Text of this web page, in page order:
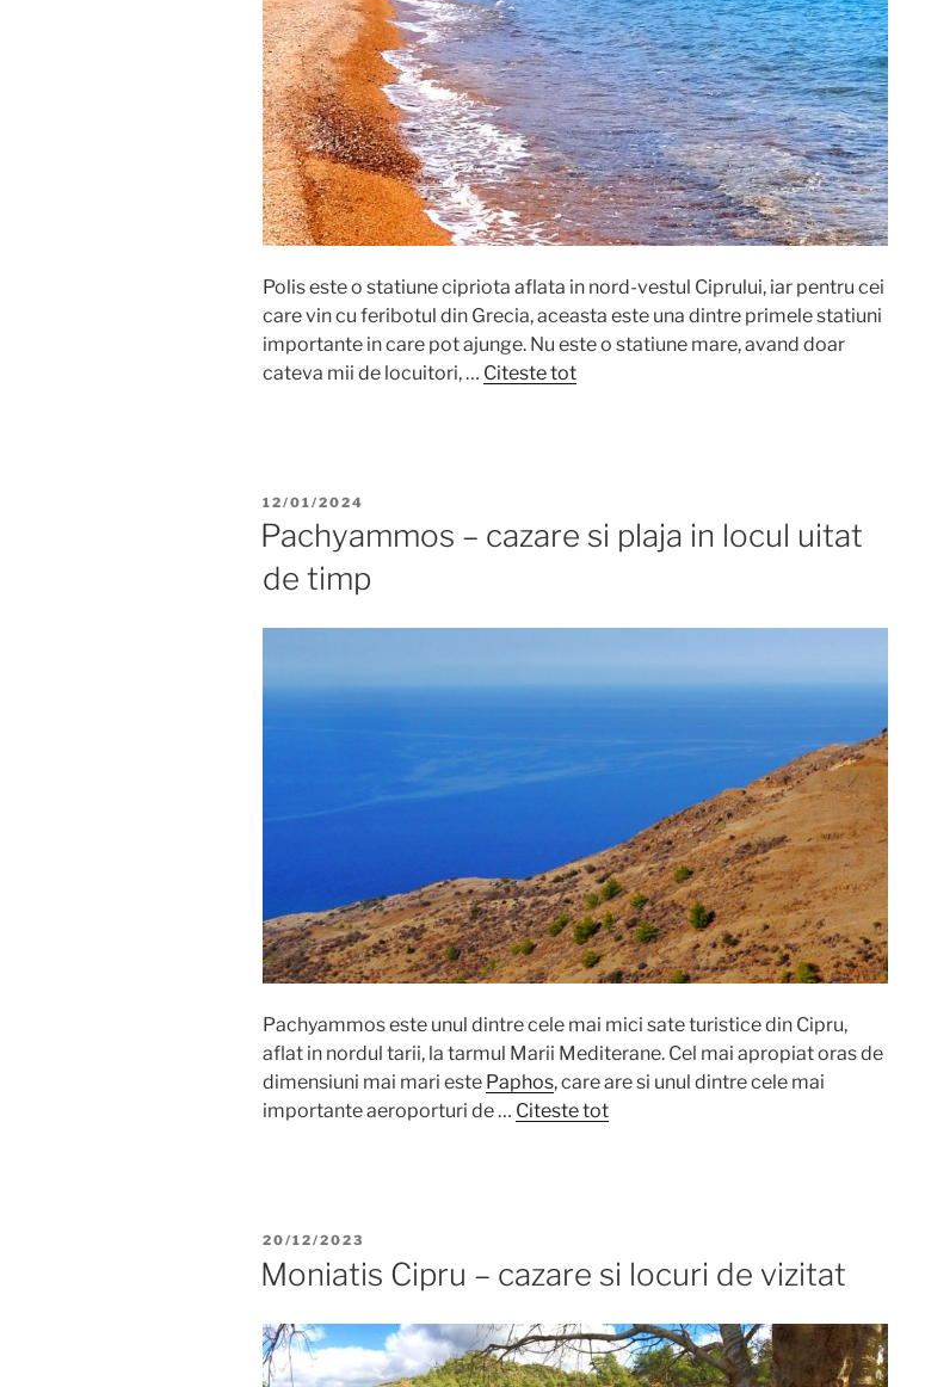
Polis este o statiune cipriota aflata in nord-vestul Ciprului, iar pentru cei
care vin cu feribotul din Grecia, aceasta este una dintre primele statiuni
importante in care pot ajunge. Nu este o statiune mare, avand doar
cateva mii de locuitori, … Citeste tot
POSTED
ON
12/01/2024
Pachyammos – cazare si plaja in locul uitat
de timp
Pachyammos este unul dintre cele mai mici sate turistice din Cipru,
aflat in nordul tarii, la tarmul Marii Mediterane. Cel mai apropiat oras de
dimensiuni mai mari este Paphos, care are si unul dintre cele mai
importante aeroporturi de … Citeste tot
POSTED
ON
20/12/2023
Moniatis Cipru – cazare si locuri de vizitat